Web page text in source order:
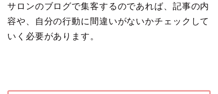
サロンのブログで集客するのであれば、記事の内
容や、自分の行動に間違いがないかチェックして
いく必要があります。